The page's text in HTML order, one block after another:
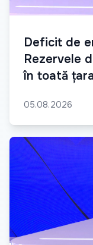
Deficit de
Rezervele
în toată
05.08.2026